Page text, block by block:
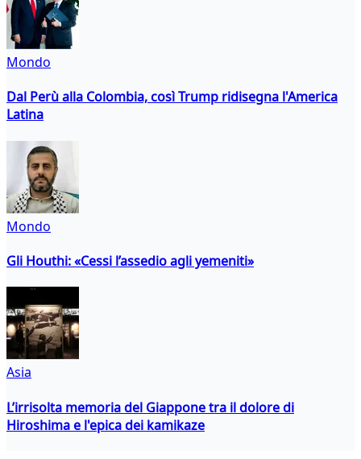
Mondo
Dal Perù alla Colombia, così Trump ridisegna l'America
Latina
Mondo
Gli Houthi: «Cessi l’assedio agli yemeniti»
Asia
L’irrisolta memoria del Giappone tra il dolore di
Hiroshima e l'epica dei kamikaze